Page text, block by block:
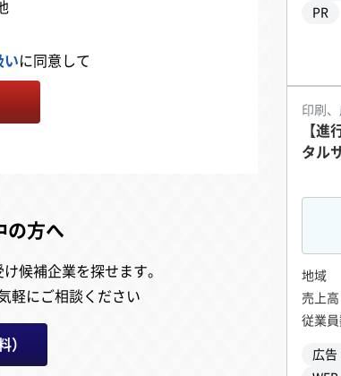
いに同意して
の方へ
候補企業を探せます。
軽にご相談ください
）
PR
印刷
【進
タル
地域
売上高
従業
広告